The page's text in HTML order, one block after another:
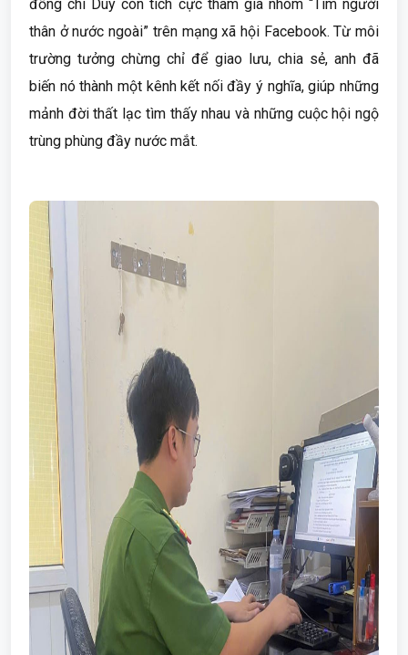
đồng chí Duy còn tích cực tham gia nhóm “Tìm người
thân ở nước ngoài” trên mạng xã hội Facebook. Từ môi
trường tưởng chừng chỉ để giao lưu, chia sẻ, anh đã
biến nó thành một kênh kết nối đầy ý nghĩa, giúp những
mảnh đời thất lạc tìm thấy nhau và những cuộc hội ngộ
trùng phùng đầy nước mắt.